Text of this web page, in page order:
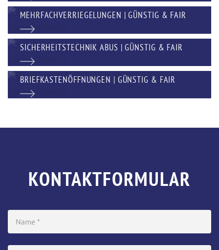
MEHRFACHVERRIEGELUNGEN | GÜNSTIG & FAIR
SICHERHEITSTECHNIK ABUS | GÜNSTIG & FAIR
BRIEFKASTENÖFFNUNGEN | GÜNSTIG & FAIR
KONTAKTFORMULAR